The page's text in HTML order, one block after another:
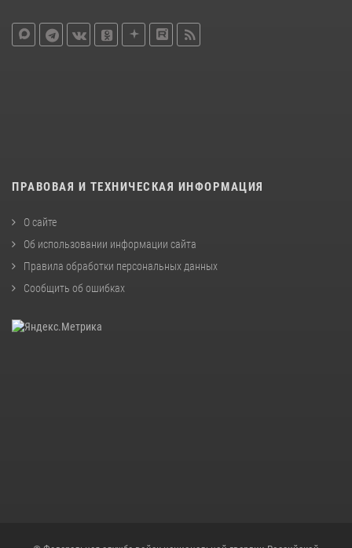
ПРАВОВАЯ И ТЕХНИЧЕСКАЯ ИНФОРМАЦИЯ
О сайте
Об использовании информации сайта
Правила обработки персональных данных
Сообщить об ошибках